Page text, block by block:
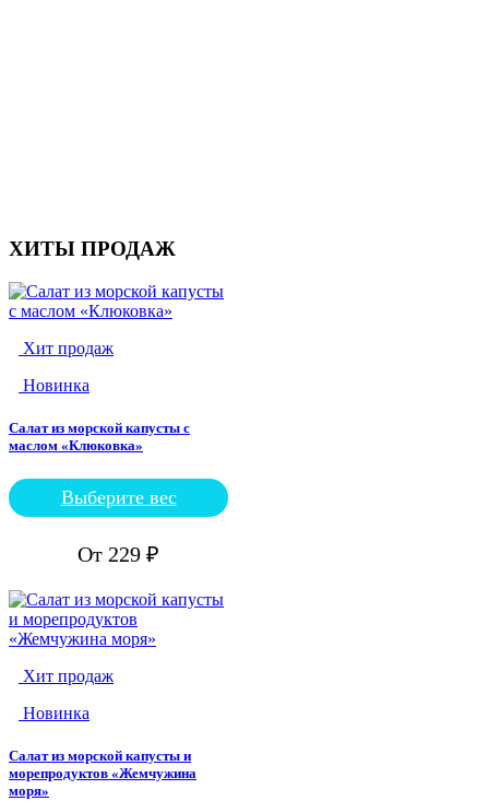
ХИТЫ ПРОДАЖ
Хит продаж
Новинка
Салат из морской капусты с
маслом «Клюковка»
От 229 ₽
Выберите вес
Этот
несколько
Опции
можно
выбрать
странице
Хит продаж
Новинка
Салат из морской капусты и
морепродуктов «Жемчужина
моря»